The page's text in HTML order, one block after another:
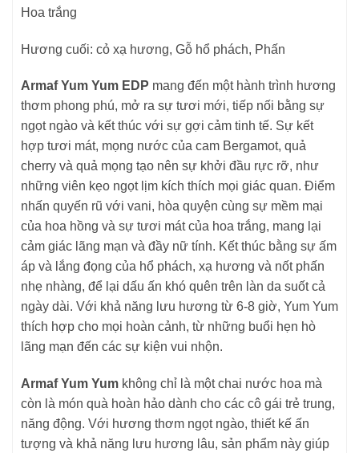
Hoa trắng
Hương cuối: cỏ xạ hương, Gỗ hổ phách, Phấn
Armaf Yum Yum EDP mang đến một hành trình hương
thơm phong phú, mở ra sự tươi mới, tiếp nối bằng sự
ngọt ngào và kết thúc với sự gợi cảm tinh tế. Sự kết
hợp tươi mát, mọng nước của cam Bergamot, quả
cherry và quả mọng tạo nên sự khởi đầu rực rỡ, như
những viên kẹo ngọt lịm kích thích mọi giác quan. Điểm
nhấn quyến rũ với vani, hòa quyện cùng sự mềm mại
của hoa hồng và sự tươi mát của hoa trắng, mang lại
cảm giác lãng mạn và đầy nữ tính. Kết thúc bằng sự ấm
áp và lắng đọng của hổ phách, xạ hương và nốt phấn
nhẹ nhàng, để lại dấu ấn khó quên trên làn da suốt cả
ngày dài. Với khả năng lưu hương từ 6-8 giờ, Yum Yum
thích hợp cho mọi hoàn cảnh, từ những buổi hẹn hò
lãng mạn đến các sự kiện vui nhộn.
Armaf Yum Yum không chỉ là một chai nước hoa mà
còn là món quà hoàn hảo dành cho các cô gái trẻ trung,
năng động. Với hương thơm ngọt ngào, thiết kế ấn
tượng và khả năng lưu hương lâu, sản phẩm này giúp